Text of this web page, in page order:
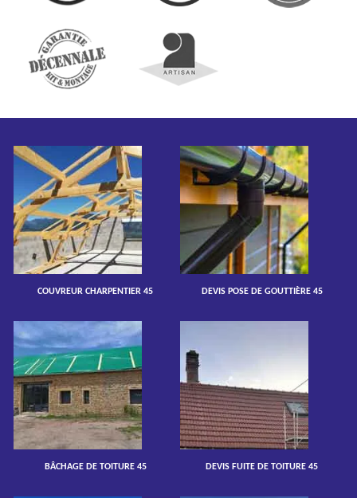
COUVREUR CHARPENTIER 45 DEVIS POSE DE GOUTTIÈRE 45
BÂCHAGE DE TOITURE 45 DEVIS FUITE DE TOITURE 45